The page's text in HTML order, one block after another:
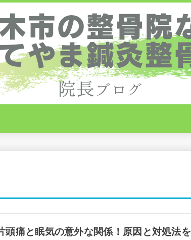
頭痛と眠気の意外な関係！原因と対処法を